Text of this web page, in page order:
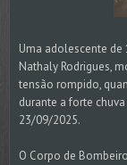
Uma adolescente
Nathaly Rodrigues,
tensão rompido,
durante a forte
23/09/2025.
O Corpo de